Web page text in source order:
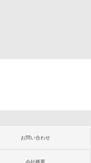
お問い合わせ
会社概要